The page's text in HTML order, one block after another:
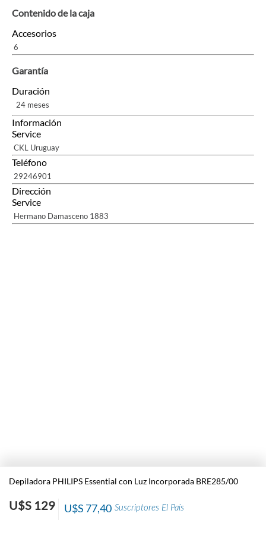
Depiladora PHILIPS Essential con Luz Incorporada BRE285/00
U$S 129 Suscriptores El País
U$S 77,40
Contenido de la caja
Accesorios
6
Garantía
Duración
24 meses
Información
Service
CKL Uruguay
Teléfono
29246901
Dirección
Service
Hermano Damasceno 1883